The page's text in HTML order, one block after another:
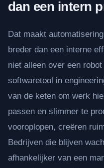
dan een intern
Dat maakt
breder dan een interne
niet alleen over een
softwaretool in
van de keten om werk
passen en slimmer te
vooroplopen, creëren
Bedrijven die blijven
afhankelijker van een